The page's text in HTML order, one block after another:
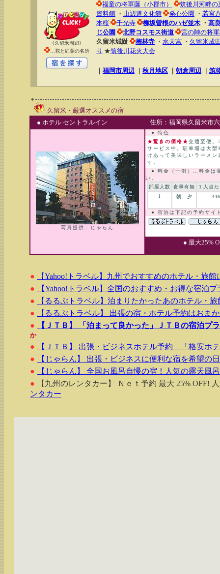
《久留米周辺》
…花と紅葉の名所
福童の将軍藤（小郡市）
筑後川河畔の
資料館 ・ 山辺道文化館 発心公園 ・ 若宮
本桜
千光寺 柳坂曽根のハゼ並木 ・ 高
じ公園
北野コスモス街道
宮の陣の将
久留米城趾
梅林寺 ・ 水天宮 ・ 久留米成
り ★筑後川花火大会
福岡市周辺 秋月地区 朝倉周辺 筑
久留米・厳選オススメの宿
● ホテル セントラルイン
住所：福岡県久留米市
写真提供：じゃらん
● 特色
★驚きの価格★交通至便。
サービス中。駐車場は大
けあって美味しいラーメ
す。
● 料金（一例）…料金は変
い。
部屋人数
食事有無
１人当
1
朝、夕
● 宿泊は下記の予約サイ
● 最大25%
●
【Yahoo!トラベル】九州でおすすめのホテル・旅館
●
【Yahoo!トラベル】全国のおすすめ・お得な宿泊プ
●
【るるぶトラベル】泊まりたかったあのホテル・旅
●
【るるぶトラベル】 出張の宿・ホテル予約はおま
●
【ＪＴＢ】 「泊まって良かった」ＪＴＢの宿泊プ
か
●
【ＪＴＢ】 出張・ビジネスホテル予約 「格安ホ
●
【じゃらん】 出張・ビジネスに便利な宿を希望の
●
【じゃらん】 全国お風呂自慢の宿！人気の露天風
● 【九州のレンタカー】 Ｎｅｔ予約 最大 25% OFF!
ンタカー